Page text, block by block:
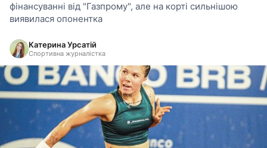
фінансуванні від "Газпрому", але на корті сильнішою
виявилася опонентка
Катерина Урсатій
Спортивна журналістка